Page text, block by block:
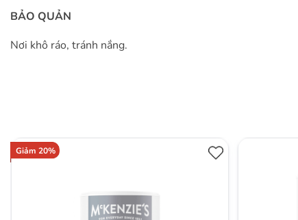
BẢO QUẢN
Nơi khô ráo, tránh nắng.
Giảm 20%